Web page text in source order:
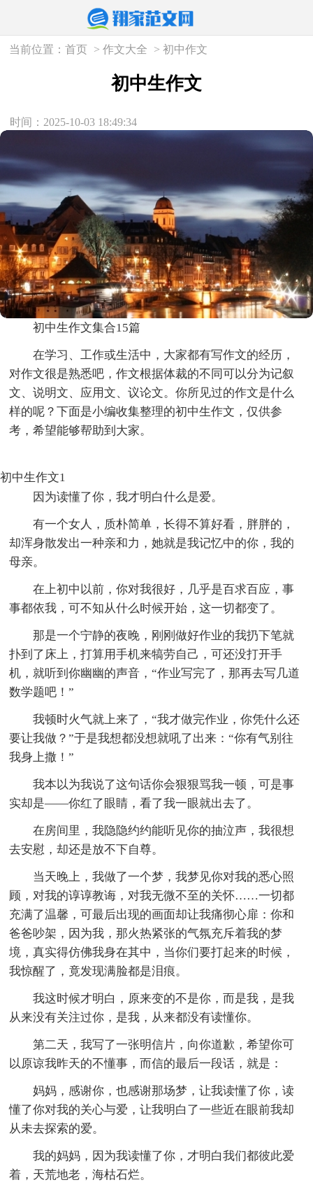
当前位置：首页 >作文大全 >初中作文
初中生作文
时间：2025-10-03 18:49:34
初中生作文集合15篇
在学习、工作或生活中，大家都有写作文的经历，
对作文很是熟悉吧，作文根据体裁的不同可以分为记叙
文、说明文、应用文、议论文。你所见过的作文是什么
样的呢？下面是小编收集整理的初中生作文，仅供参
考，希望能够帮助到大家。
初中生作文1
因为读懂了你，我才明白什么是爱。
有一个女人，质朴简单，长得不算好看，胖胖的，
却浑身散发出一种亲和力，她就是我记忆中的你，我的
母亲。
在上初中以前，你对我很好，几乎是百求百应，事
事都依我，可不知从什么时候开始，这一切都变了。
那是一个宁静的夜晚，刚刚做好作业的我扔下笔就
扑到了床上，打算用手机来犒劳自己，可还没打开手
机，就听到你幽幽的声音，“作业写完了，那再去写几道
数学题吧！”
我顿时火气就上来了，“我才做完作业，你凭什么还
要让我做？”于是我想都没想就吼了出来：“你有气别往
我身上撒！”
我本以为我说了这句话你会狠狠骂我一顿，可是事
实却是——你红了眼睛，看了我一眼就出去了。
在房间里，我隐隐约约能听见你的抽泣声，我很想
去安慰，却还是放不下自尊。
当天晚上，我做了一个梦，我梦见你对我的悉心照
顾，对我的谆谆教诲，对我无微不至的关怀……一切都
充满了温馨，可最后出现的画面却让我痛彻心扉：你和
爸爸吵架，因为我，那火热紧张的气氛充斥着我的梦
境，真实得仿佛我身在其中，当你们要打起来的时候，
我惊醒了，竟发现满脸都是泪痕。
我这时候才明白，原来变的不是你，而是我，是我
从来没有关注过你，是我，从来都没有读懂你。
第二天，我写了一张明信片，向你道歉，希望你可
以原谅我昨天的不懂事，而信的最后一段话，就是：
妈妈，感谢你，也感谢那场梦，让我读懂了你，读
懂了你对我的关心与爱，让我明白了一些近在眼前我却
从未去探索的爱。
我的妈妈，因为我读懂了你，才明白我们都彼此爱
着，天荒地老，海枯石烂。